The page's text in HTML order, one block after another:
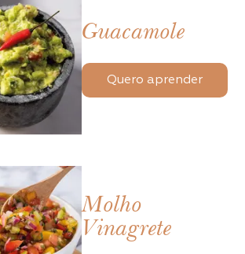
Guacamole
Quero aprender
Molho
Vinagrete